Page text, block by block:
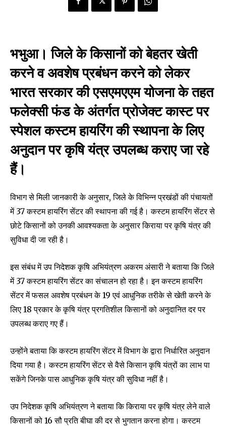
भभुआ। जिले के किसानों को बेहतर खेती
करने व अवशेष प्रबंधन करने को लेकर
भारत सरकार की एसएमएएम योजना के तहत
फलेक्सी फंड के अंतर्गत प्रोजेक्ट कास्ट पर
स्पेशल कस्टम हायरिंग की स्थापना के लिए
अनुदान पर कृषि यंत्र उपलब्ध कराए जा रहे
हैं।
विभाग से मिली जानकारी के अनुसार, जिले के विभिन्न प्रखंडों की पंचायतों
में 37 कस्टम हायरिंग सेंटर की स्थापना की गई है। कस्टम हायरिंग सेंटर से
छोटे किसानों को उनकी आवश्यकता के अनुसार किराया पर कृषि यंत्र की
सुविधा दी जा रही है।
इस संबंध में उप निदेशक कृषि अभियंत्रण अकरम अंसारी ने बताया कि जिले
में 37 कस्टम हायरिंग सेंटर का संचालन हो रहा है। इन कस्टम हायरिंग
सेंटर में फसल अवशेष प्रबंधन के 19 एवं आधुनिक तरीके से खेती करने के
लिए 18 प्रकार के कृषि यंत्र प्रगतिशील किसानों को अनुदानित दर पर
उपलब्ध कराए गए हैं।
उन्होंने बताया कि कस्टम हायरिंग सेंटर में विभाग के द्वारा निर्धारित अनुदान
दिया गया है। कस्टम हायरिंग सेंटर से वैसे किसान कृषि यंत्रों का लाभ पा
सकेंगे जिनके पास आधुनिक कृषि यंत्र की सुविधा नहीं है।
उप निदेशक कृषि अभियंत्रण ने बताया कि किराया पर कृषि यंत्र लेने वाले
किसानों को 16 सौ प्रति बीघा की दर से भुगतान करना होगा। कस्टम